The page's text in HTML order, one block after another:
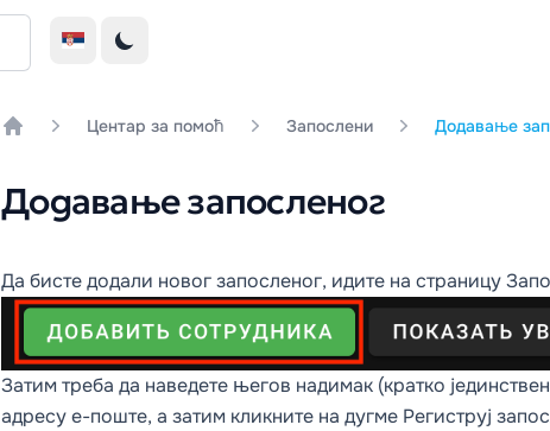
Центар за помоћ Запослени Додавање
Додавање запосленог
Да бисте додали новог запосленог, идите на страницу
Затим треба да наведете његов надимак (кратко
адресу е-поште, а затим кликните на дугме Региструј